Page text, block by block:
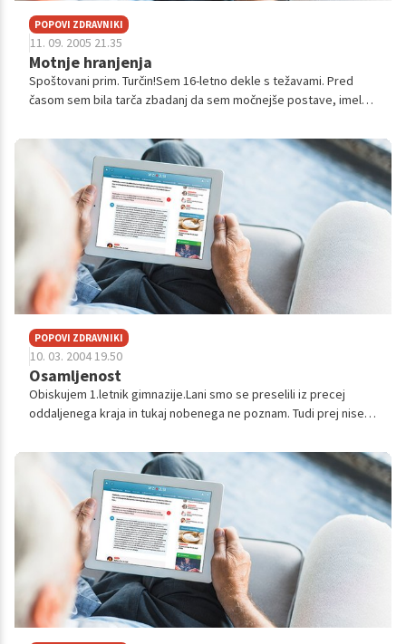
POPOVI ZDRAVNIKI
11. 09. 2005 21.35
Motnje hranjenja
Spoštovani prim. Turčin!Sem 16-letno dekle s težavami. Pred
časom sem bila tarča zbadanj da sem močnejše postave, imela
shujšala kakšen kilogra...
POPOVI ZDRAVNIKI
10. 03. 2004 19.50
Osamljenost
Obiskujem 1.letnik gimnazije.Lani smo se preselili iz precej
oddaljenega kraja in tukaj nobenega ne poznam. Tudi prej nisem
se ne zna...